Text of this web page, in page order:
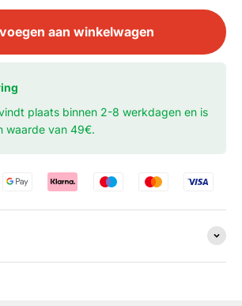
aan winkelwagen
plaats binnen 2-8 werkdagen en is
waarde van 49€.